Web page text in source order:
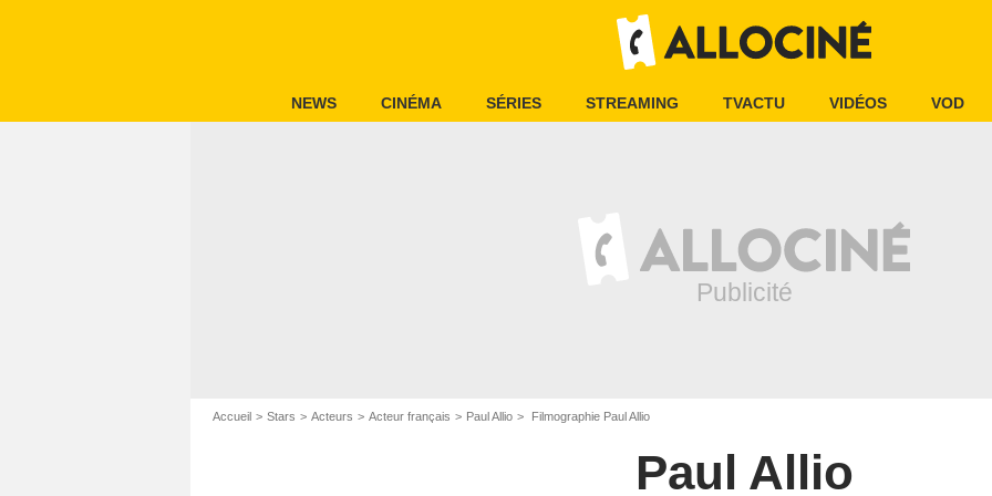
NEWS CINÉMA SÉRIES STREAMING TVACTU VIDÉOS VOD
Accueil Stars Acteurs Acteur français Paul Allio Filmographie Paul Allio
Paul Allio